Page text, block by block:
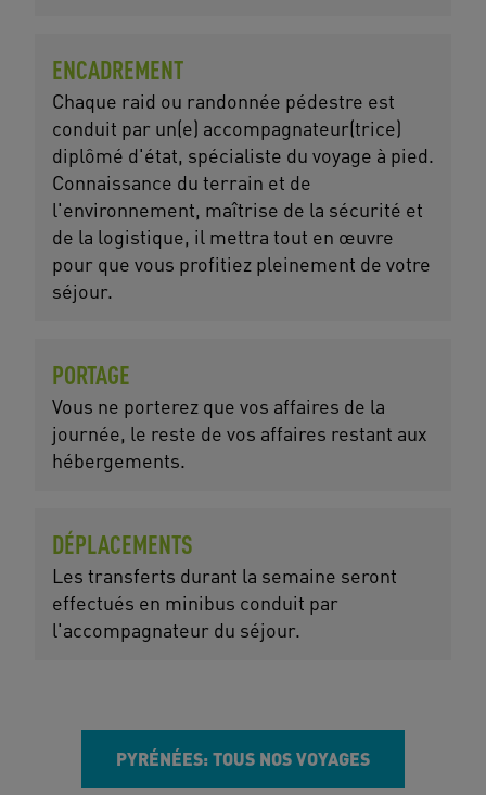
ENCADREMENT
Chaque raid ou randonnée pédestre est
conduit par un(e) accompagnateur(trice)
diplômé d'état, spécialiste du voyage à pied.
Connaissance du terrain et de
l'environnement, maîtrise de la sécurité et
de la logistique, il mettra tout en œuvre
pour que vous profitiez pleinement de votre
séjour.
PORTAGE
Vous ne porterez que vos affaires de la
journée, le reste de vos affaires restant aux
hébergements.
DÉPLACEMENTS
Les transferts durant la semaine seront
effectués en minibus conduit par
l'accompagnateur du séjour.
PYRÉNÉES: TOUS NOS VOYAGES